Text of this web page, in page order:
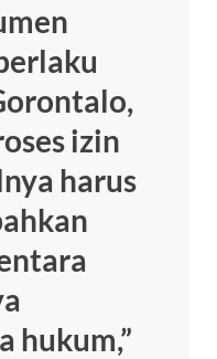
izin
harus
hukum,”